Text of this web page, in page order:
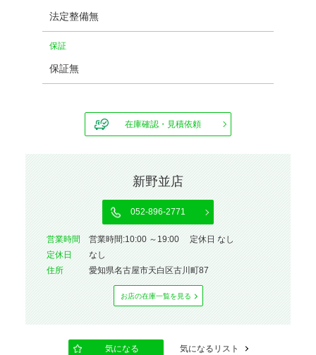
法定整備無
保証
保証無
在庫確認・見積依頼
新野並店
052-896-2771
営業時間
営業時間:10:00 ～19:00 定休日 なし
定休⽇
なし
住所
愛知県名古屋市天白区古川町87
お店の在庫⼀覧を⾒る
気になる 気になるリスト